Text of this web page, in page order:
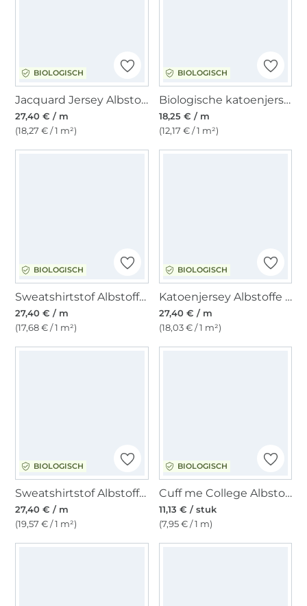
BIOLOGISCH
Jacquard Jersey Albstoffe Hamburger Liebe Magical Shimmer Safari, vaalgroen
27,40 € / m
(18,27 € / 1 m²)
BIOLOGISCH
Biologische katoenjersey Wild Flowers, gebroken wit
18,25 € / m
(12,17 € / 1 m²)
BIOLOGISCH
Sweatshirtstof Albstoffe Hamburger Liebe Classics No. 1 OMG Fries, turquoise
27,40 € / m
(17,68 € / 1 m²)
BIOLOGISCH
Katoenjersey Albstoffe Hamburger Liebe Wonderland Poppies, zwart
27,40 € / m
(18,03 € / 1 m²)
BIOLOGISCH
Sweatshirtstof Albstoffe Hamburger Liebe Sweet Home Gardeners Delight, marineblauw
27,40 € / m
(19,57 € / 1 m²)
BIOLOGISCH
Cuff me College Albstofe Hamburger Liebe Bloom biologische boordstof XXL, fuchsia - groen
11,13 € / stuk
(7,95 € / 1 m)